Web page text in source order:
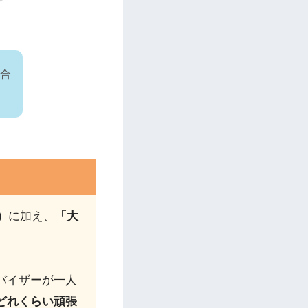
に加え、 「大
イザーが一人
れくらい頑張